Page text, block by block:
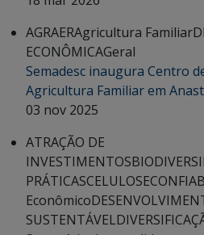
AGRAERAgricultura Familiar
ECONÔMICAGeral
Semadesc inaugura Centro
Agricultura Familiar em
03 nov 2025
ATRAÇÃO DE
INVESTIMENTOS
PRÁTICASCELULOSE
Econômico
SUSTENTÁVEL